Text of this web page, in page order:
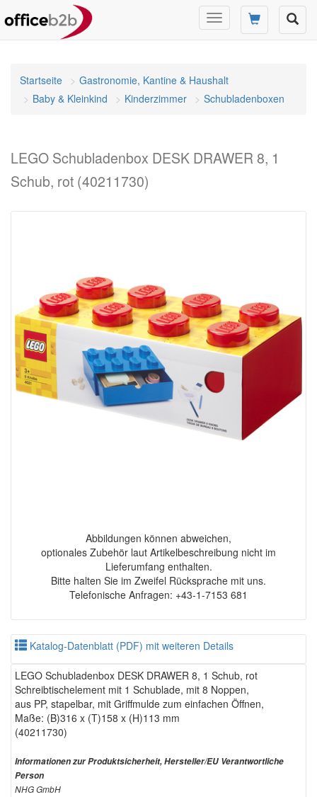
Navigation
umschalten
Startseite
Gastronomie, Kantine & Haushalt
Baby & Kleinkind
Kinderzimmer Schubladenboxen
LEGO Schubladenbox DESK DRAWER 8, 1
Schub, rot (40211730)
Abbildungen können abweichen,
optionales Zubehör laut Artikelbeschreibung nicht im
Lieferumfang enthalten.
Bitte halten Sie im Zweifel Rücksprache mit uns.
Telefonische Anfragen: +43-1-7153 681
Katalog-Datenblatt (PDF) mit weiteren Details
LEGO Schubladenbox DESK DRAWER 8, 1 Schub, rot
Schreibtischelement mit 1 Schublade, mit 8 Noppen,
aus PP, stapelbar, mit Griffmulde zum einfachen Öffnen,
Maße: (B)316 x (T)158 x (H)113 mm
(40211730)
Informationen zur Produktsicherheit, Hersteller/EU Verantwortliche
Person
NHG GmbH